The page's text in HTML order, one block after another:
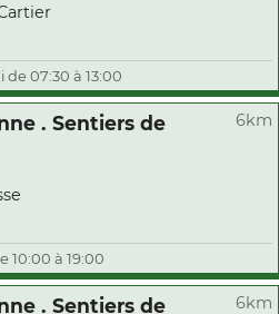
de 07:30 à 13:00
. Sentiers de
6km
10:00 à 19:00
. Sentiers de 6km